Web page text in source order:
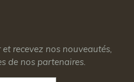
recevez nos nouveautés,
de nos partenaires.